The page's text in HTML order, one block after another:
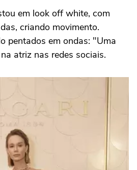
em look off white, com
criando movimento.
pentados em ondas: "Uma
atriz nas redes sociais.